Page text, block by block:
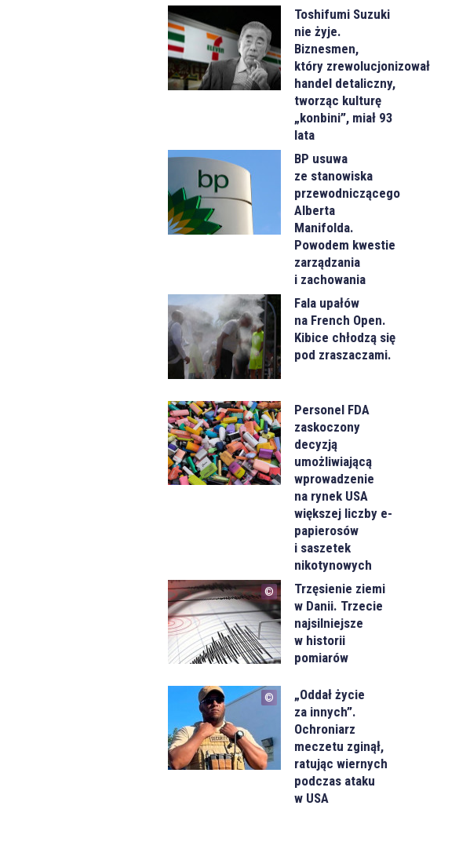
Toshifumi Suzuki
nie żyje.
Biznesmen,
który zrewolucjonizował
handel detaliczny,
tworząc kulturę
„konbini”, miał 93
lata
BP usuwa
ze stanowiska
przewodniczącego
Alberta
Manifolda.
Powodem kwestie
zarządzania
i zachowania
Fala upałów
na French Open.
Kibice chłodzą się
pod zraszaczami.
Personel FDA
zaskoczony
decyzją
umożliwiającą
wprowadzenie
na rynek USA
większej liczby e-
papierosów
i saszetek
nikotynowych
Trzęsienie ziemi
w Danii. Trzecie
najsilniejsze
w historii
pomiarów
„Oddał życie
za innych”.
Ochroniarz
meczetu zginął,
ratując wiernych
podczas ataku
w USA